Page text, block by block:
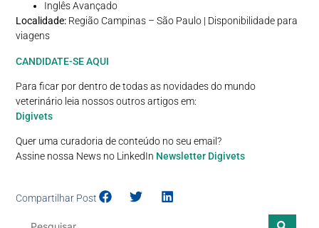
Inglês Avançado
Localidade: Região Campinas – São Paulo | Disponibilidade para
viagens
CANDIDATE-SE AQUI
Para ficar por dentro de todas as novidades do mundo
veterinário leia nossos outros artigos em:
Digivets
Quer uma curadoria de conteúdo no seu email?
Assine nossa News no LinkedIn Newsletter Digivets
Compartilhar Post